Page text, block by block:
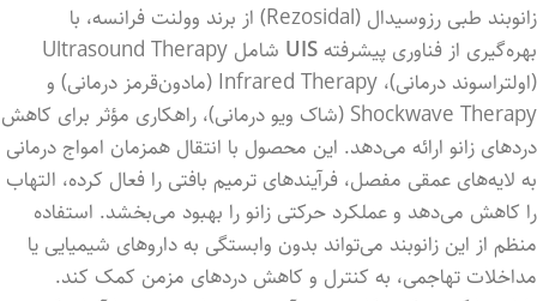
زانوبند طبی رزوسیدال (Rezosidal) از برند وولنت فرانسه، با
بهره‌گیری از فناوری پیشرفتهUIS
شامل Ultrasound Therapy
(اولتراسوند درمانی)، Infrared Therapy (مادون‌قرمز درمانی) و
Shockwave Therapy (شاک ویو درمانی)، راهکاری مؤثر برای کاهش
دردهای زانو ارائه می‌دهد. این محصول با انتقال همزمان امواج درمانی
به لایه‌های عمقی مفصل، فرآیندهای ترمیم بافتی را فعال کرده، التهاب
را کاهش می‌دهد و عملکرد حرکتی زانو را بهبود می‌بخشد. استفاده
منظم از این زانوبند می‌تواند بدون وابستگی به داروهای شیمیایی یا
مداخلات تهاجمی، به کنترل و کاهش دردهای مزمن کمک کند.